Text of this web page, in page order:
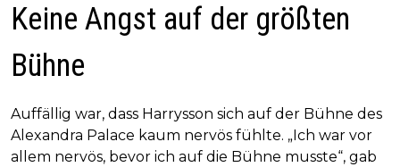
Keine Angst auf der größten
Bühne
Auffällig war, dass Harrysson sich auf der Bühne des
Alexandra Palace kaum nervös fühlte. „Ich war vor
allem nervös, bevor ich auf die Bühne musste“, gab